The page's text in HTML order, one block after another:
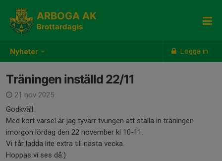
Nyheter Logga in
ARBOGA AK
Brottardagis
Träningen inställd 22/11
21 nov 2025
Godkväll.
Med kort varsel är jag tyvärr tvungen att ställa in träningen
imorgon lördag den 22 november kl 10-11.
Vi får ladda lite extra till nästa vecka.
Hoppas vi ses då:)